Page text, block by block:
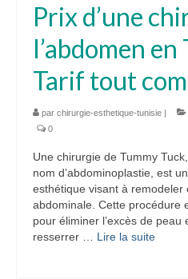
Prix d’une
l’abdomen
Tarif tout
par chirurgie-esthetique-tunisie |
0
Une chirurgie de Tummy
nom d’abdominoplastie, est
esthétique visant à remodeler
abdominale. Cette procédure
pour éliminer l’excès de peau
resserrer … Lire la suite­­